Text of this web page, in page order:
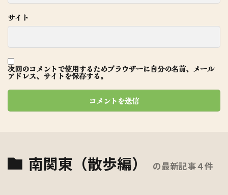
サイト
次回のコメントで使用するためブラウザーに自分の名前、メール
アドレス、サイトを保存する。
南関東（散歩編） の最新記事４件